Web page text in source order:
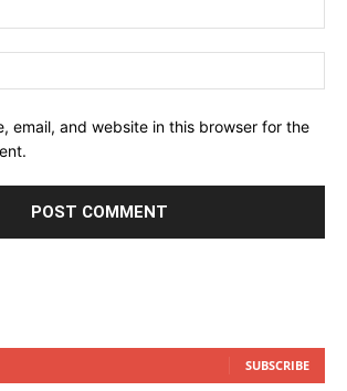
email, and website in this browser for the
SUBSCRIBE